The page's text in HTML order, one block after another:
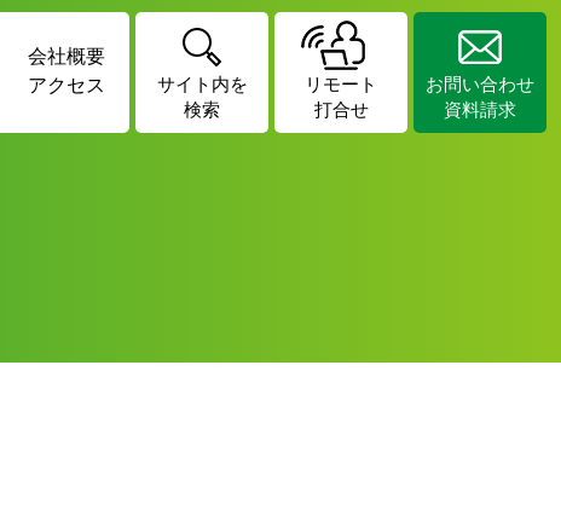
会社概要
アクセス
サイト内を
検索
リモート
打合せ
お問い合わせ
資料請求